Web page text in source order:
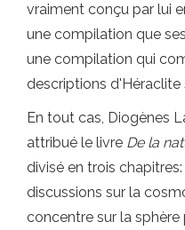
vraiment conçu par lui
une compilation que
une compilation qui
descriptions d'Héraclite
En tout cas, Diogènes
attribué le livre De la
divisé en trois
discussions sur la
concentre sur la